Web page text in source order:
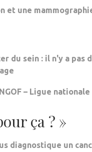
et une
– Ligue
ça ? »
diagnostique un